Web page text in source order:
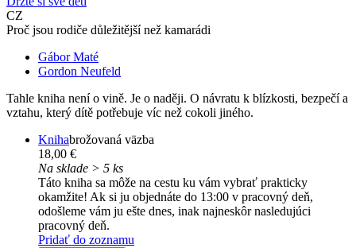
CZ
Proč jsou rodiče důležitější než kamarádi
Gábor Maté
Gordon Neufeld
Tahle kniha není o vině. Je o naději. O návratu k blízkosti, bezpečí a
vztahu, který dítě potřebuje víc než cokoli jiného.
Knihabrožovaná väzba
18,00 €
Na sklade > 5 ks
Táto kniha sa môže na cestu ku vám vybrať prakticky
okamžite! Ak si ju objednáte do 13:00 v pracovný deň,
odošleme vám ju ešte dnes, inak najneskôr nasledujúci
pracovný deň.
Pridať do zoznamu